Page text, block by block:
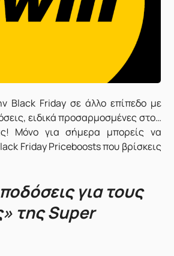
Black Friday σε άλλο επίπεδο με
ειδικά προσαρμοσμένες στο…
Μόνο για σήμερα μπορείς να
Friday Priceboosts που βρίσκεις
για τους
τηςSuper